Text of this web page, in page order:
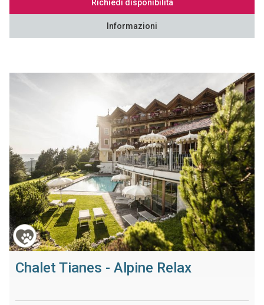
Richiedi disponibilità
Informazioni
Chalet Tianes - Alpine Relax